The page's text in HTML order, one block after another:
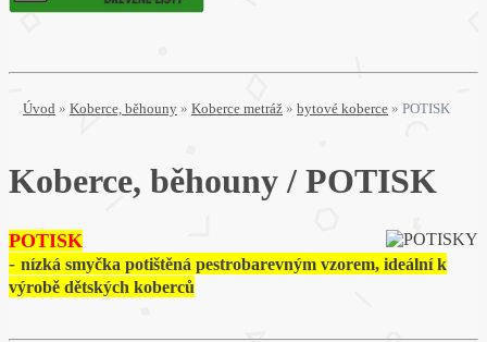
Úvod » Koberce, běhouny » Koberce metráž » bytové koberce » POTISK
Koberce, běhouny / POTISK
POTISK
- nízká smyčka potištěná pestrobarevným vzorem, ideální k
výrobě dětských koberců